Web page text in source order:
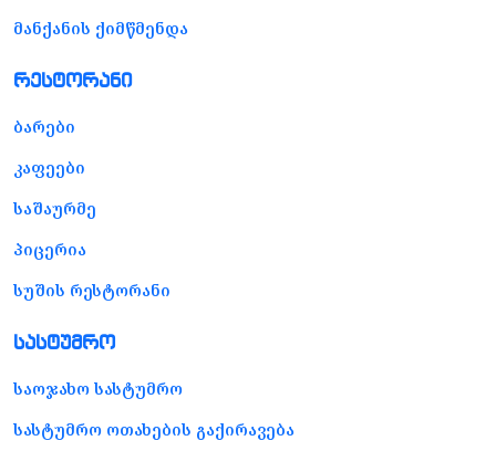
მანქანის ქიმწმენდა
რესტორანი
ბარები
კაფეები
საშაურმე
პიცერია
სუშის რესტორანი
სასტუმრო
საოჯახო სასტუმრო
სასტუმრო ოთახების გაქირავება